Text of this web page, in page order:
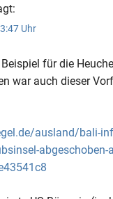
Uhr
für die
war auch dieser
ausland/bali-